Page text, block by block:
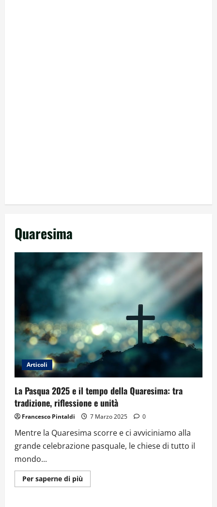
Quaresima
Articoli
La Pasqua 2025 e il tempo della Quaresima: tra
tradizione, riflessione e unità
Francesco Pintaldi 7 Marzo 2025 0
Mentre la Quaresima scorre e ci avviciniamo alla
grande celebrazione pasquale, le chiese di tutto il
mondo...
Per saperne di piùUlteriori
informazioni